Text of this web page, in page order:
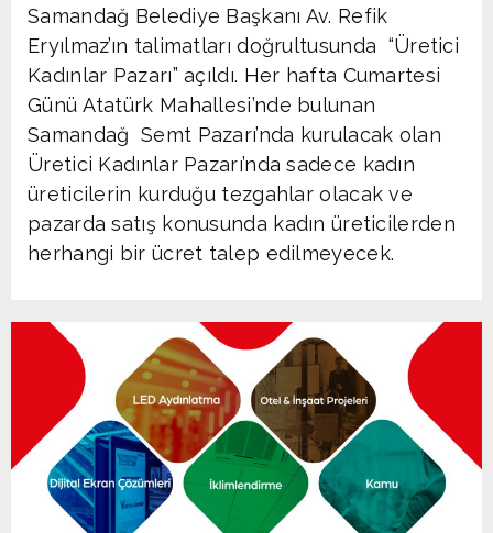
Samandağ Belediye Başkanı Av. Refik
Eryılmaz’ın talimatları doğrultusunda “Üretici
Kadınlar Pazarı” açıldı. Her hafta Cumartesi
Günü Atatürk Mahallesi’nde bulunan
Samandağ Semt Pazarı’nda kurulacak olan
Üretici Kadınlar Pazarı’nda sadece kadın
üreticilerin kurduğu tezgahlar olacak ve
pazarda satış konusunda kadın üreticilerden
herhangi bir ücret talep edilmeyecek.